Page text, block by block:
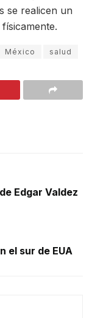
se realicen un
México salud
Edgar Valdez
el sur de EUA